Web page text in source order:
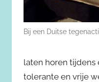
Bij een Duitse
laten horen tijdens
tolerante en vrije